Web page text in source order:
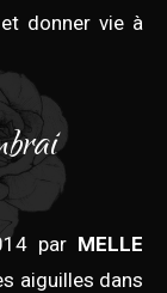
donner vie à
par MELLE
aiguilles dans